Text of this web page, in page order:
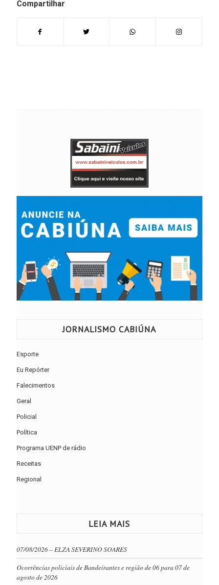
Compartilhar
JORNALISMO CABIÚNA
Esporte
Eu Repórter
Falecimentos
Geral
Policial
Política
Programa UENP de rádio
Receitas
Regional
LEIA MAIS
07/08/2026 – ELZA SEVERINO SOARES
Ocorrências policiais de Bandeirantes e região de 06 para 07 de
agosto de 2026